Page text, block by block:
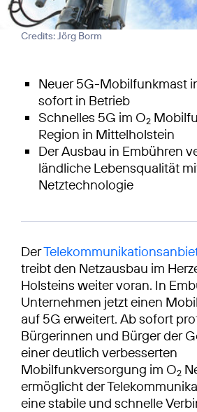
Credits: Jörg Borm
Neuer 5G-Mobilfunkmast
sofort in Betrieb
Schnelles 5G im O2
Region in Mittelholstein
Der Ausbau in Embühren
ländliche Lebensqualität
Netztechnologie
Der
treibt den Netzausbau im
Holsteins weiter voran. In
Unternehmen jetzt einen
auf 5G erweitert. Ab sofort
Bürgerinnen und Bürger der
einer deutlich verbesserten
Mobilfunkversorgung im O2
ermöglicht der
eine stabile und schnelle